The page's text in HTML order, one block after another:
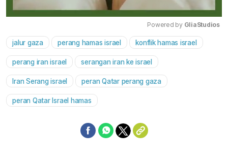
Mute
Powered by GliaStudios
jalur gaza perang hamas israel konflik hamas israel
perang iran israel serangan iran ke israel
Iran Serang israel peran Qatar perang gaza
peran Qatar Israel hamas